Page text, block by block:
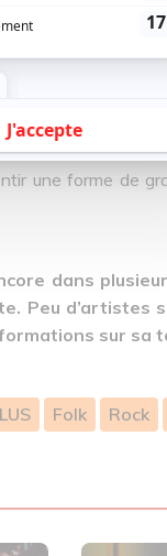
tant attendu :
résonne
la salle entière
une forme de
dans
Peu
sur sa
Folk Rock